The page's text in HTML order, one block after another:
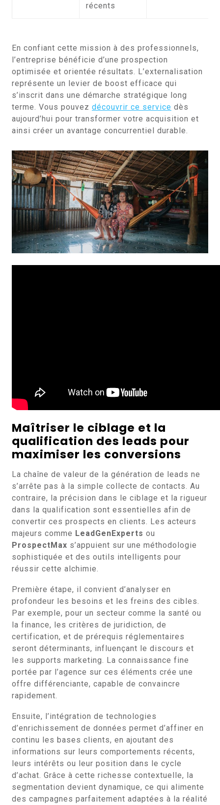
récents
En confiant cette mission à des professionnels,
l’entreprise bénéficie d’une prospection
optimisée et orientée résultats. L’externalisation
représente un levier de boost efficace qui
s’inscrit dans une démarche stratégique long
terme. Vous pouvez découvrir ce service dès
aujourd’hui pour transformer votre acquisition et
ainsi créer un avantage concurrentiel durable.
Maîtriser le ciblage et la
qualification des leads pour
maximiser les conversions
La chaîne de valeur de la génération de leads ne
s’arrête pas à la simple collecte de contacts. Au
contraire, la précision dans le ciblage et la rigueur
dans la qualification sont essentielles afin de
convertir ces prospects en clients. Les acteurs
majeurs comme LeadGenExperts ou
ProspectMax s’appuient sur une méthodologie
sophistiquée et des outils intelligents pour
réussir cette alchimie.
Première étape, il convient d’analyser en
profondeur les besoins et les freins des cibles.
Par exemple, pour un secteur comme la santé ou
la finance, les critères de juridiction, de
certification, et de prérequis réglementaires
seront déterminants, influençant le discours et
les supports marketing. La connaissance fine
portée par l’agence sur ces éléments crée une
offre différenciante, capable de convaincre
rapidement.
Ensuite, l’intégration de technologies
d’enrichissement de données permet d’affiner en
continu les bases clients, en ajoutant des
informations sur leurs comportements récents,
leurs intérêts ou leur position dans le cycle
d’achat. Grâce à cette richesse contextuelle, la
segmentation devient dynamique, ce qui alimente
des campagnes parfaitement adaptées à la réalité